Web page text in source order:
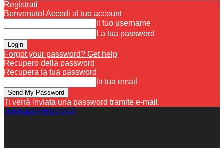
Registrati
Benvenuto! Accedi al tuo account
il tuo username
La tua password
Forgot your password? Get help
Recupero della password
Recupera la tua password
la tua email
Ti verrà inviata una password tramite e-mail.
www.palermoviva.it